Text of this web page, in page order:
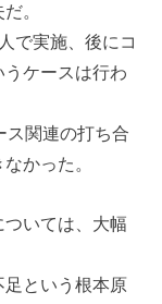
。
で実施、後にコ
ケースは行わ
ス関連の打ち合
かった。
いては、大幅
という根本原